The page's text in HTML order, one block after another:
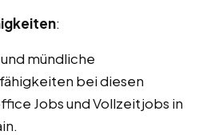
:
mündliche
bei diesen
Jobs und Vollzeitjobs in